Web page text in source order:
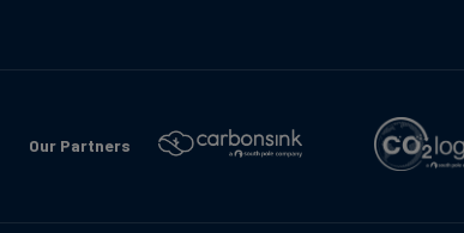
Our Partners